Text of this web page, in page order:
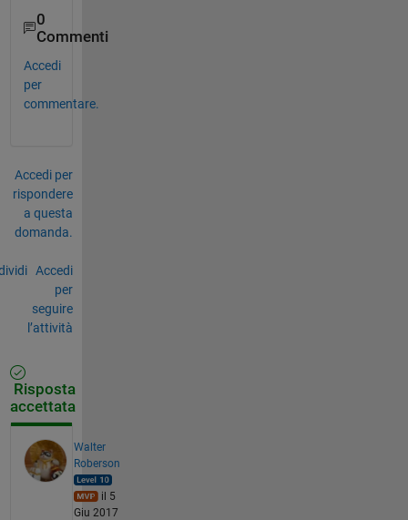
0
Commenti
Accedi
per
commentare.
Accedi per
rispondere
a questa
domanda.
Accedi
per
seguire
l’attività
Risposta
accettata
Walter
Roberson
il 5
Giu 2017